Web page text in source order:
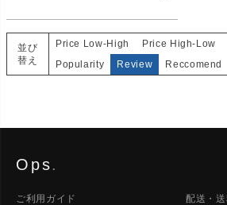
並び
替え
Price Low-High Price High-Low
Popularity
Review Reccomend
Ops.
ご利用ガイド 配送・